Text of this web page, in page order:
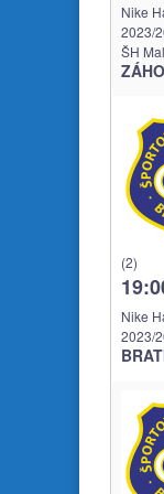
Nike
2023/
ŠH
(2)
Nike
2023/